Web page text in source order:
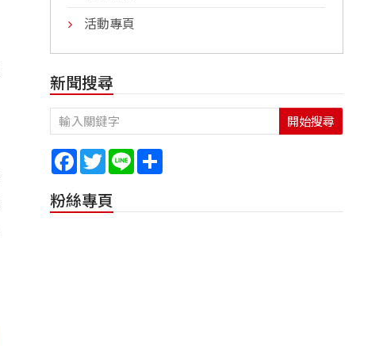
活動專頁
新聞搜尋
開始搜尋
Facebook
TwitterLine
粉絲專頁